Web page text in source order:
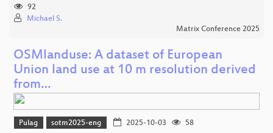
92
Michael S.
Matrix Conference 2025
OSMlanduse: A dataset of European
Union land use at 10 m resolution derived
from…
Pulag sotm2025-eng 2025-10-03
58